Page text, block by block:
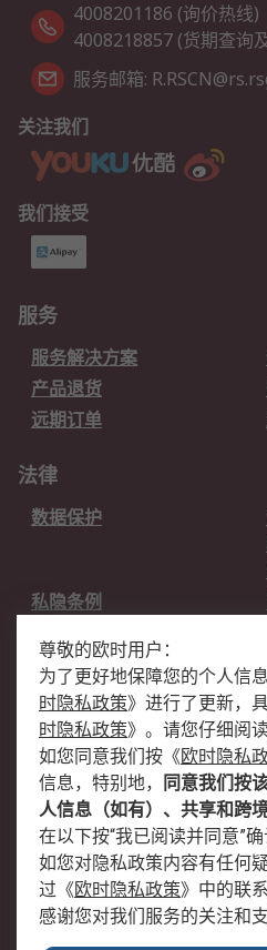
4008201186 (询价热线)
4008218857 (货期查询
服务邮箱:
关注我们
我们接受
服务
服务解决方案
产品退货
远期订单
法律
数据保护
私隐条例
关于欧时
欧时销售条款
企业集团
关于我们
加入我们
尊敬的欧时用户：
为了更好地保障您的个人信
时隐私政策》 进行了更新，
时隐私政策》 。请您仔细阅读
如您同意我们按 《欧时隐私
信息，特别地，
同意我们按
人信息（如有）、共享和跨
在以下按“我已阅读并同意”确
如您对隐私政策内容有任何
过 《欧时隐私政策》 中的联
感谢您对我们服务的关注和支